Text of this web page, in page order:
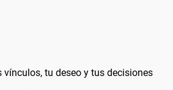
tu deseo y tus decisiones